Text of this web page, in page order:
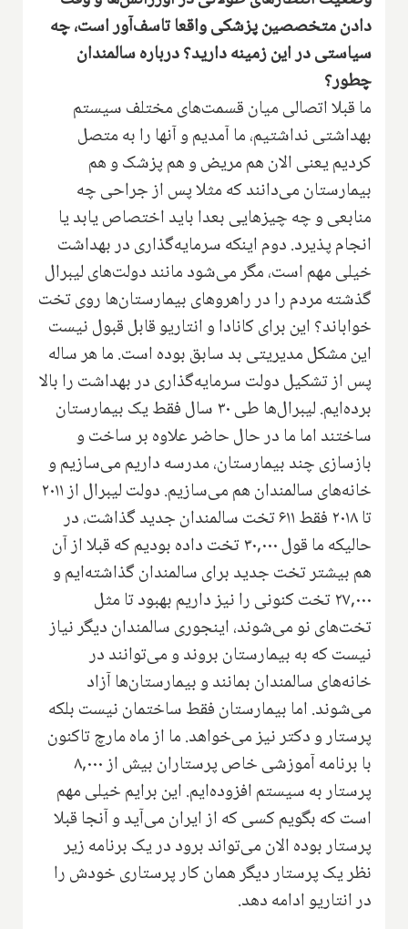
دادن متخصصین پزشکی واقعا تاسف‌آور است، چه
سیاستی در این زمینه دارید؟ درباره سالمندان
چطور؟
ما قبلا اتصالی میان قسمت‌های مختلف سیستم
بهداشتی نداشتیم، ما آمدیم و آنها را به متصل
کردیم یعنی الان هم مریض و هم پزشک و هم
بیمارستان می‌دانند که مثلا پس از جراحی چه
منابعی و چه چیزهایی بعدا باید اختصاص یابد یا
انجام پذیرد. دوم اینکه سرمایه‌گذاری در بهداشت
خیلی مهم است، مگر می‌شود مانند دولت‌های لیبرال
گذشته مردم را در راهروهای بیمارستان‌ها روی تخت
خواباند؟ این برای کانادا و انتاریو قابل قبول نیست
این مشکل مدیریتی بد سابق بوده است. ما هر ساله
پس از تشکیل دولت سرمایه‌گذاری در بهداشت را بالا
برده‌ایم. لیبرال‌ها طی ۳۰ سال فقط یک بیمارستان
ساختند اما ما در حال حاضر علاوه بر ساخت و
بازسازی چند بیمارستان، مدرسه داریم می‌سازیم و
خانه‌های سالمندان هم می‌سازیم. دولت لیبرال از ۲۰۱۱
تا ۲۰۱۸ فقط ۶۱۱ تخت سالمندان جدید گذاشت، در
حالیکه ما قول ۳۰,۰۰۰ تخت داده بودیم که قبلا از آن
هم بیشتر تخت جدید برای سالمندان گذاشته‌ایم و
۲۷,۰۰۰ تخت کنونی را نیز داریم بهبود تا مثل
تخت‌های نو می‌شوند، اینجوری سالمندان دیگر نیاز
نیست که به بیمارستان بروند و می‌توانند در
خانه‌های سالمندان بمانند و بیمارستان‌ها آزاد
می‌شوند. اما بیمارستان فقط ساختمان نیست بلکه
پرستار و دکتر نیز می‌خواهد. ما از ماه مارچ تاکنون
با برنامه آموزشی خاص پرستاران بیش از ۸,۰۰۰
پرستار به سیستم افزوده‌ایم. این برایم خیلی مهم
است که بگویم کسی که از ایران می‌آید و آنجا قبلا
پرستار بوده الان می‌تواند برود در یک برنامه زیر
نظر یک پرستار دیگر همان کار پرستاری خودش را
در انتاریو ادامه دهد.